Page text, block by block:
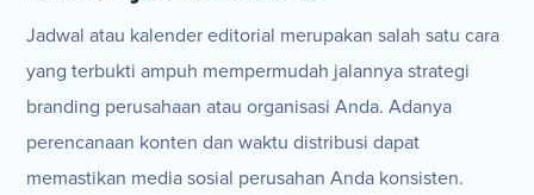
Jadwal atau kalender editorial merupakan salah satu cara
yang terbukti ampuh mempermudah jalannya strategi
branding perusahaan atau organisasi Anda. Adanya
perencanaan konten dan waktu distribusi dapat
memastikan media sosial perusahan Anda konsisten.